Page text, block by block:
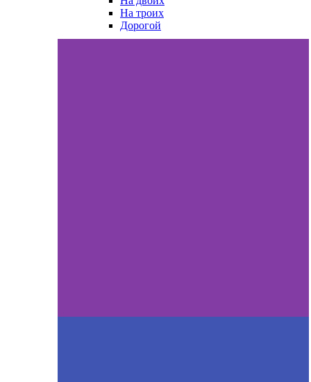
На троих
Дорогой